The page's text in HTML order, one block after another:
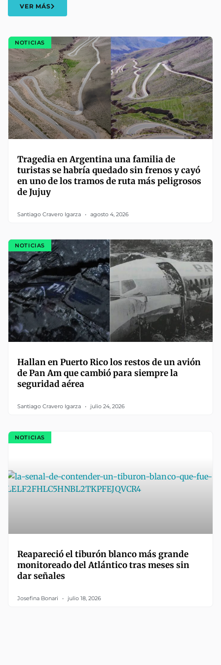
VER MÁS
NOTICIAS
Tragedia en Argentina una familia de
turistas se habría quedado sin frenos y cayó
en uno de los tramos de ruta más peligrosos
de Jujuy
Santiago Cravero Igarza agosto 4, 2026
NOTICIAS
Hallan en Puerto Rico los restos de un avión
de Pan Am que cambió para siempre la
seguridad aérea
Santiago Cravero Igarza julio 24, 2026
NOTICIAS
Reapareció el tiburón blanco más grande
monitoreado del Atlántico tras meses sin
dar señales
Josefina Bonari julio 18, 2026